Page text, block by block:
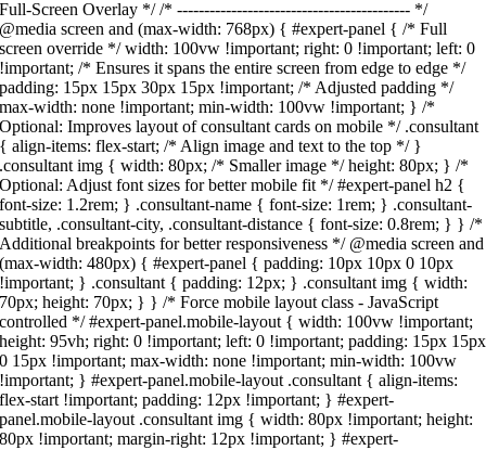
Full-Screen Overlay */ /* ------------------------------------------- */
@media screen and (max-width: 768px) { #expert-panel { /* Full
screen override */ width: 100vw !important; right: 0 !important; left: 0
!important; /* Ensures it spans the entire screen from edge to edge */
padding: 15px 15px 30px 15px !important; /* Adjusted padding */
max-width: none !important; min-width: 100vw !important; } /*
Optional: Improves layout of consultant cards on mobile */ .consultant
{ align-items: flex-start; /* Align image and text to the top */ }
.consultant img { width: 80px; /* Smaller image */ height: 80px; } /*
Optional: Adjust font sizes for better mobile fit */ #expert-panel h2 {
font-size: 1.2rem; } .consultant-name { font-size: 1rem; } .consultant-
subtitle, .consultant-city, .consultant-distance { font-size: 0.8rem; } } /*
Additional breakpoints for better responsiveness */ @media screen and
(max-width: 480px) { #expert-panel { padding: 10px 10px 0 10px
!important; } .consultant { padding: 12px; } .consultant img { width:
70px; height: 70px; } } /* Force mobile layout class - JavaScript
controlled */ #expert-panel.mobile-layout { width: 100vw !important;
height: 95vh; right: 0 !important; left: 0 !important; padding: 15px 15px
0 15px !important; max-width: none !important; min-width: 100vw
!important; } #expert-panel.mobile-layout .consultant { align-items:
flex-start !important; padding: 12px !important; } #expert-
panel.mobile-layout .consultant img { width: 80px !important; height:
80px !important; margin-right: 12px !important; } #expert-